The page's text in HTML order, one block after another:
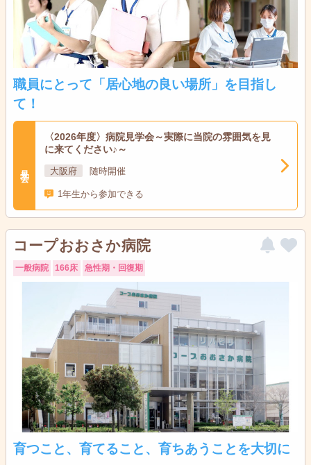
職員にとって「居心地の良い場所」を目指し
て！
〈2026年度〉病院見学会～実際に当院の雰囲気を見
に来てください♪～
大阪府 随時開催
1年生から参加できる
コープおおさか病院
一般病院 166床 急性期・回復期
育つこと、育てること、育ちあうことを大切に